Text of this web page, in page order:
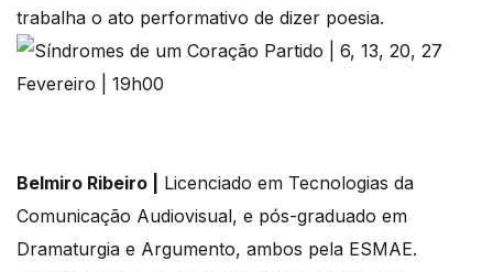
trabalha o ato performativo de dizer poesia.
Belmiro Ribeiro |
Licenciado em Tecnologias da
Comunicação Audiovisual, e pós-graduado em
Dramaturgia e Argumento, ambos pela ESMAE.